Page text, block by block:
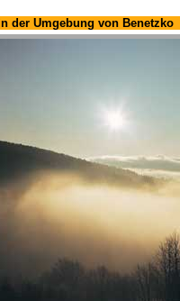
In der Umgebung von Benetzko